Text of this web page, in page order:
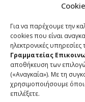
Για να παρέχουμε την
cookies που είναι
ηλεκτρονικές
Γραμματείας
αποθήκευση των
(«Αναγκαία»). Με τη
χρησιμοποιήσουμε
επιλέξετε.
ΣΧΕΤΙΚΑ
Ανάρτηση του
Κυβερνητικού
2 ΑΥΓΟΥΣΤΟΥ